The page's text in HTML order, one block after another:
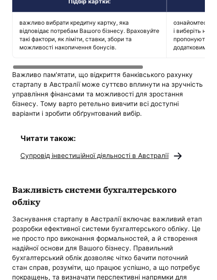
важливо вибрати кредитну картку, яка
відповідає потребам Вашого бізнесу. Враховуйте
такі фактори, як ліміти, ставки, збори та
можливості накопичення бонусів.
ознайомтеся з
і виберіть
пропонують
додатковими
Важливо пам'ятати, що відкриття банківського рахунку
стартапу в Австралії може суттєво вплинути на зручність
управління фінансами та можливості для зростання
бізнесу. Тому варто ретельно вивчити всі доступні
варіанти і зробити обґрунтований вибір.
Читати також:
Супровід інвестиційної діяльності в Австралії
Важливість системи бухгалтерського
обліку
Заснування стартапу в Австралії включає важливий етап
розробки ефективної системи бухгалтерського обліку. Це
не просто про виконання формальностей, а й створення
надійної основи для Вашого бізнесу. Правильний
бухгалтерський облік дозволяє чітко бачити поточний
стан справ, розуміти, що працює успішно, а що потребує
покращень, та визначати перспективні напрямки для